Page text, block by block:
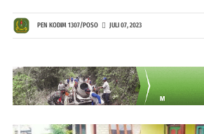
PEN KODIM 1307/POSO JULI 07, 2023